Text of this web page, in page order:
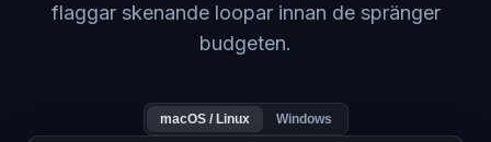
flaggar skenande loopar innan de spränger
budgeten.
macOS / Linux Windows